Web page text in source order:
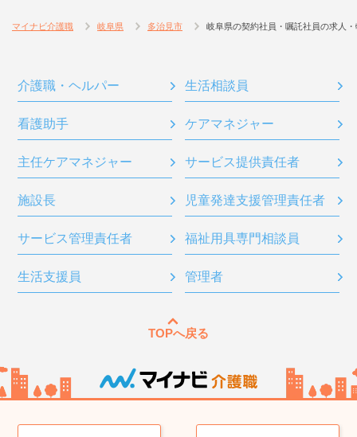
マイナビ介護職 岐阜県 多治見市 岐阜県の契約社員・嘱託社員の求人
介護職・ヘルパー 生活相談員
看護助手 ケアマネジャー
主任ケアマネジャー サービス提供責任者
施設長 児童発達支援管理責任者
サービス管理責任者 福祉用具専門相談員
生活支援員 管理者
TOPへ戻る